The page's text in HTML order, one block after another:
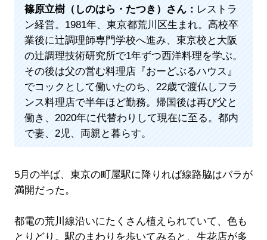
篠原立樹（しのはら・たつき）さん： レストラ
ン経営。1981年、東京都荒川区生まれ。高校卒
業後に辻調理師専門学校へ進み、東京校と大阪
の辻調理技術研究所で1年ずつ西洋料理を学ぶ。
その後は父の営む料理店『おーどぶるハウス』
でコックとして働いたのち、22歳で渡仏しフラ
ンス料理店で半年ほど勤務。帰国後は再び父と
働き、2020年に代替わりして現在に至る。都内
で妻、2児、両親と暮らす。
5月の半ば、東京の町屋駅に降りれば線路脇はバラが
満開だった。
都電の荒川線沿いにたくさん植えられていて、色も
とりどり。駅のまわりを歩いてみると、生花店が多